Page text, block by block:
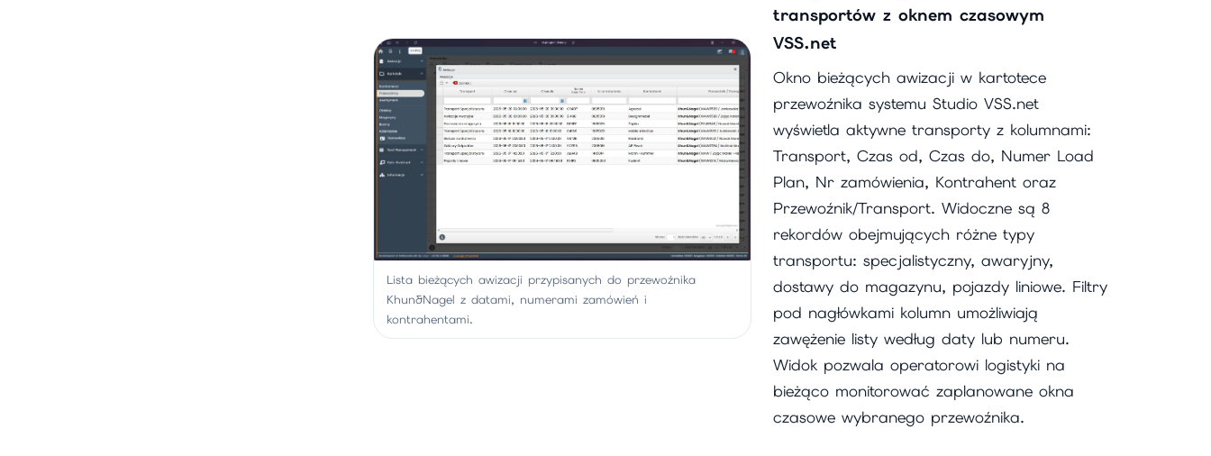
Lista bieżących awizacji przypisanych do przewoźnika
Khun&Nagel z datami, numerami zamówień i
kontrahentami.
transportów z oknem czasowym
VSS.net
Okno bieżących awizacji w kartotece
przewoźnika systemu Studio VSS.net
wyświetla aktywne transporty z kolumnami:
Transport, Czas od, Czas do, Numer Load
Plan, Nr zamówienia, Kontrahent oraz
Przewoźnik/Transport. Widoczne są 8
rekordów obejmujących różne typy
transportu: specjalistyczny, awaryjny,
dostawy do magazynu, pojazdy liniowe. Filtry
pod nagłówkami kolumn umożliwiają
zawężenie listy według daty lub numeru.
Widok pozwala operatorowi logistyki na
bieżąco monitorować zaplanowane okna
czasowe wybranego przewoźnika.